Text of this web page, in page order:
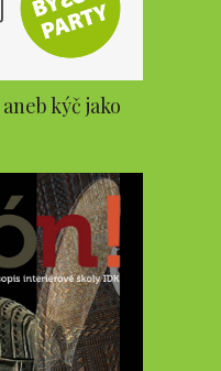
kýč jako